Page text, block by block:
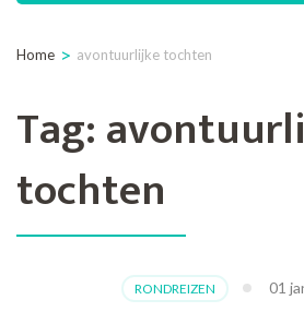
Home > avontuurlijke tochten
Tag:
tochten
RONDREIZEN 01